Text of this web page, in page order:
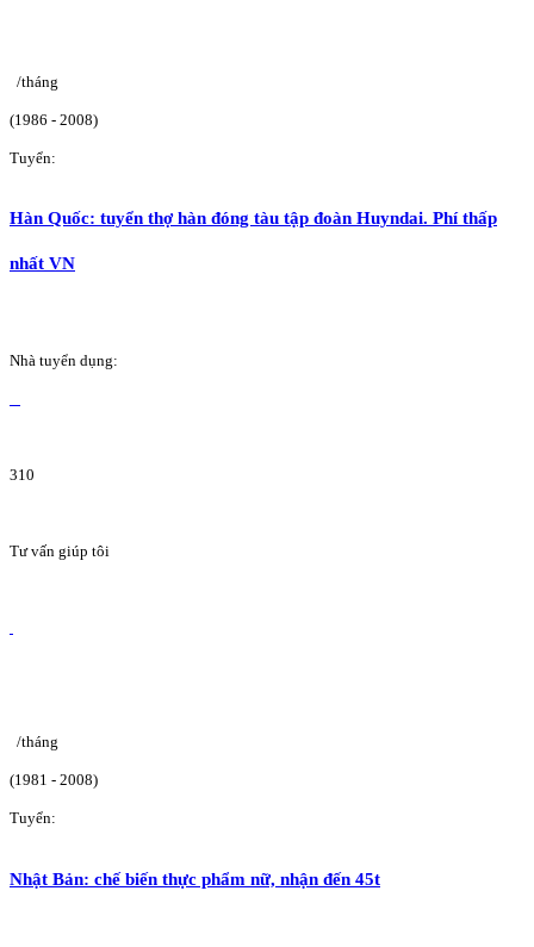
/tháng
(1986 - 2008)
Tuyển:
Hàn Quốc: tuyển thợ hàn đóng tàu tập đoàn Huyndai. Phí thấp
nhất VN
Nhà tuyển dụng:
310
Tư vấn giúp tôi
/tháng
(1981 - 2008)
Tuyển:
Nhật Bản: chế biến thực phẩm nữ, nhận đến 45t